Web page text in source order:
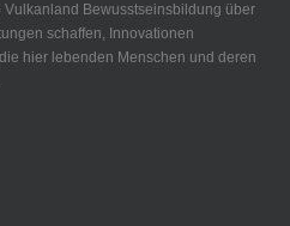
Bewusstseinsbildung über
schaffen, Innovationen
hier lebenden Menschen und deren